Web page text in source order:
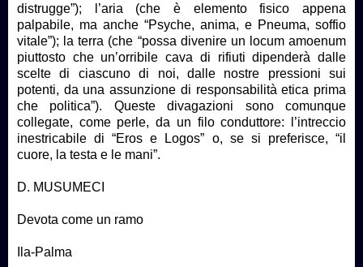
distrugge”); l’aria (che è elemento fisico appena
palpabile, ma anche “Psyche, anima, e Pneuma, soffio
vitale”); la terra (che “possa divenire un locum amoenum
piuttosto che un’orribile cava di rifiuti dipenderà dalle
scelte di ciascuno di noi, dalle nostre pressioni sui
potenti, da una assunzione di responsabilità etica prima
che politica”). Queste divagazioni sono comunque
collegate, come perle, da un filo conduttore: l’intreccio
inestricabile di “Eros e Logos” o, se si preferisce, “il
cuore, la testa e le mani”.
D. MUSUMECI
Devota come un ramo
Ila-Palma